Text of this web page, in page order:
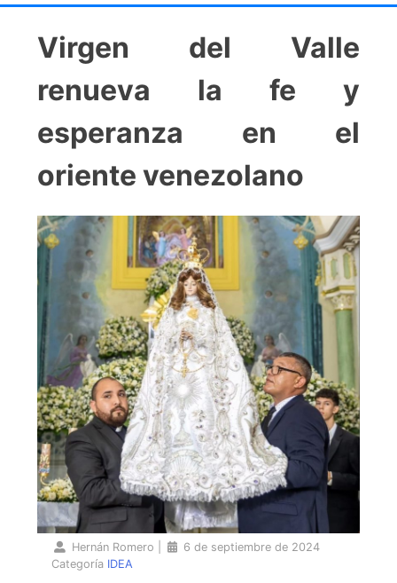
Virgen del Valle
renueva la fe y
esperanza en el
oriente venezolano
Hernán Romero
6 de septiembre de 2024
Categoría IDEA